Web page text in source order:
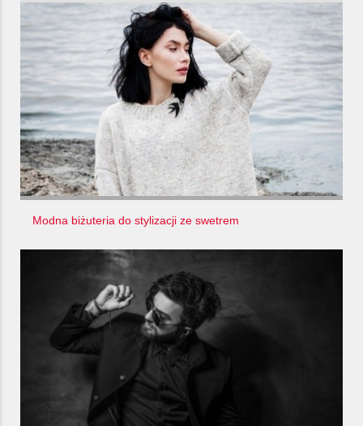
Modna biżuteria do stylizacji ze swetrem